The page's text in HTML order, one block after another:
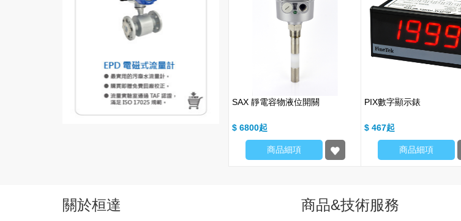
FDM 金屬小浮球 (II) (MR-船用浮
球開關)
SAX 靜電容物液位開關
$ 6800
商品細項
PIX數字顯示錶
$ 467
商品細項
關於桓達 商品&技術服務